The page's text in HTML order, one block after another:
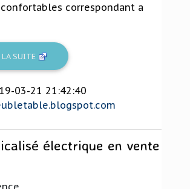
correspondant a
LA SUITE
03-21 21:42:40
électrique en vente